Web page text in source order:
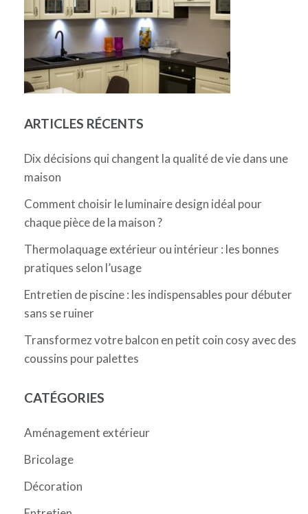
ARTICLES RÉCENTS
Dix décisions qui changent la qualité de vie dans une
maison
Comment choisir le luminaire design idéal pour
chaque pièce de la maison ?
Thermolaquage extérieur ou intérieur : les bonnes
pratiques selon l’usage
Entretien de piscine : les indispensables pour débuter
sans se ruiner
Transformez votre balcon en petit coin cosy avec des
coussins pour palettes
CATÉGORIES
Aménagement extérieur
Bricolage
Décoration